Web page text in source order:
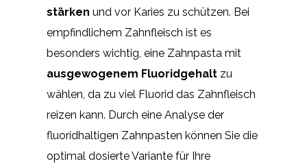
stärken und vor Karies zu schützen. Bei
empfindlichem Zahnfleisch ist es
besonders wichtig, eine Zahnpasta mit
ausgewogenem Fluoridgehalt zu
wählen, da zu viel Fluorid das Zahnfleisch
reizen kann. Durch eine Analyse der
fluoridhaltigen Zahnpasten können Sie die
optimal dosierte Variante für Ihre